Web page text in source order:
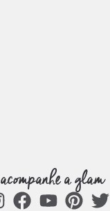
acompanhe a glam